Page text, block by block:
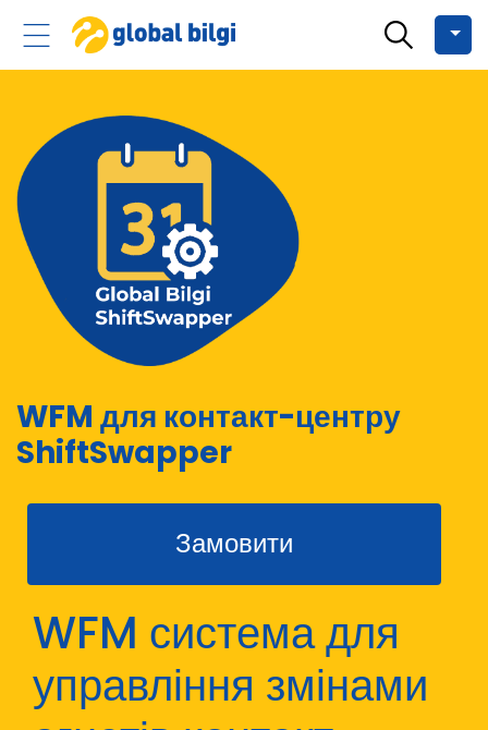
WFM для контакт-центру
ShiftSwapper
Замовити
WFM система для
управління змінами